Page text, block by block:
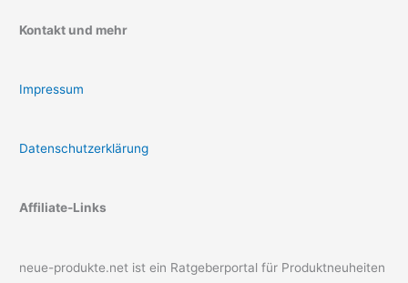
Kontakt und mehr
Impressum
Datenschutzerklärung
Affiliate-Links
neue-produkte.net ist ein Ratgeberportal für Produktneuheiten